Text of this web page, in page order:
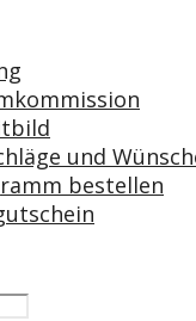
und
bestellen